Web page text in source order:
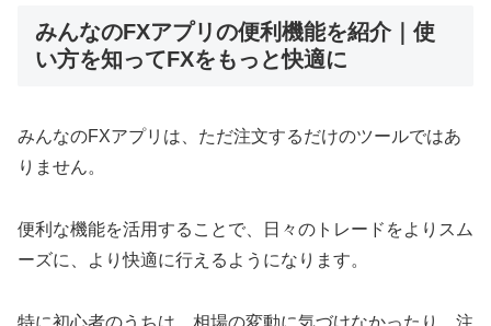
みんなのFXアプリの便利機能を紹介｜使
い方を知ってFXをもっと快適に
みんなのFXアプリは、ただ注文するだけのツールではあ
りません。
便利な機能を活用することで、日々のトレードをよりスム
ーズに、より快適に行えるようになります。
特に初心者のうちは、相場の変動に気づけなかったり、注